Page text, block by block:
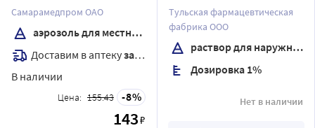
мл
Самарамедпром ОАО
аэрозоль для местного применения
Доставим в аптекузавтра
В наличии
Цена: 155.43 8
143₽
применения спиртовой 10
мл флакон
Тульская фармацевтическая
фабрика ООО
раствор для наружного применения спиртовой
Дозировка 1%
Нет в наличии